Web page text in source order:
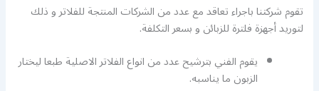
تقوم شركتنا باجراء تعاقد مع عدد من الشركات المنتجة للفلاتر و ذلك
لتوريد أجهزة فلترة للزبائن و بسعر التكلفة.
يقوم الفني بترشيح عدد من انواع الفلاتر الاصلية طبعا ليختار
الزبون ما يناسبه.